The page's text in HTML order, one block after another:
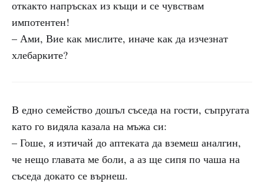
откакто напръсках из къщи и се чувствам
импотентен!
– Ами, Вие как мислите, иначе как да изчезнат
хлебарките?
В едно семейство дошъл съседа на гости, съпругата
като го видяла казала на мъжа си:
– Гоше, я изтичай до аптеката да вземеш аналгин,
че нещо главата ме боли, а аз ще сипя по чаша на
съседа докато се върнеш.